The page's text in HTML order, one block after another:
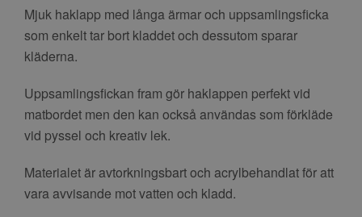
Mjuk haklapp med långa ärmar och uppsamlingsficka
som enkelt tar bort kladdet och dessutom sparar
kläderna.
Uppsamlingsfickan fram gör haklappen perfekt vid
matbordet men den kan också användas som förkläde
vid pyssel och kreativ lek.
Materialet är avtorkningsbart och acrylbehandlat för att
vara avvisande mot vatten och kladd.